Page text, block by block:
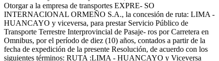
Otorgar a la empresa de transportes EXPRE- SO
INTERNACIONAL ORMEÑO S.A., la concesión de ruta: LIMA -
HUANCAYO y viceversa, para prestar Servicio Público de
Transporte Terrestre Interprovincial de Pasaje- ros por Carretera en
Omnibus, por el período de diez (10) años, contados a partir de la
fecha de expedición de la presente Resolución, de acuerdo con los
siguientes términos: RUTA :LIMA - HUANCAYO y Viceversa